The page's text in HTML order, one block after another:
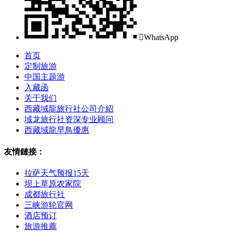
WhatsApp
首页
定制旅游
中国主题游
入藏函
关于我们
西藏域龍旅行社公司介紹
域龙旅行社资深专业顾问
西藏域龍早鳥優惠
友情鏈接：
拉萨天气预报15天
坝上草原农家院
成都旅行社
三峡游轮官网
酒店预订
旅游推薦